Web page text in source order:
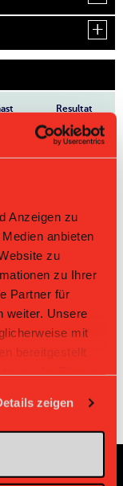
Anzeigen zu
anbieten
zu
zu Ihrer
Partner für
weiter. Unsere
mit
bereitgestellt
zeigen
Resultat
6:8
2:7
5:8
II